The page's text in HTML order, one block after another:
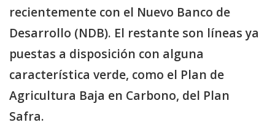
recientemente con el Nuevo Banco de
Desarrollo (NDB). El restante son líneas ya
puestas a disposición con alguna
característica verde, como el Plan de
Agricultura Baja en Carbono, del Plan
Safra.